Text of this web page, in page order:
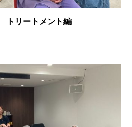
トリートメント編